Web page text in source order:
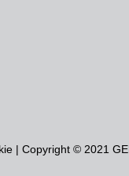
| Copyright © 2021